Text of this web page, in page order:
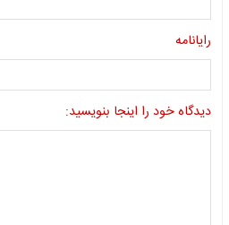
رایانامه
دیدگاه خود را اینجا بنویسید: